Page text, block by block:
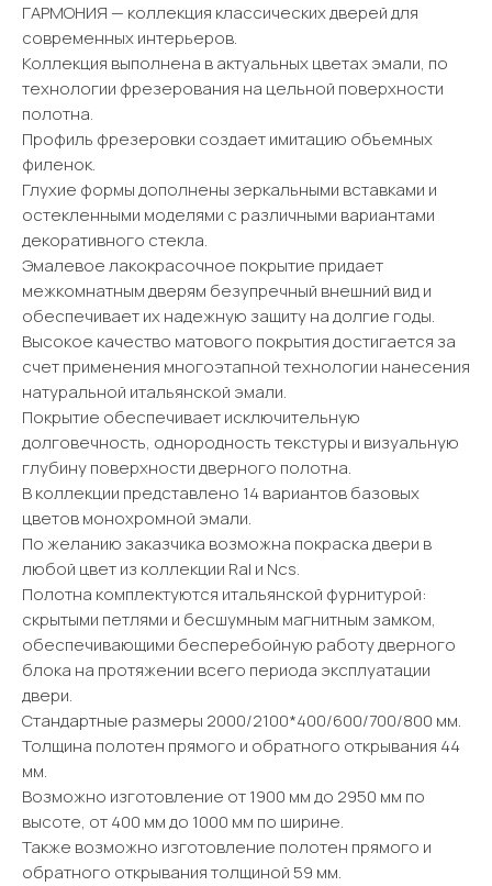
ГАРМОНИЯ — коллекция классических дверей для
современных интерьеров.
Коллекция выполнена в актуальных цветах эмали, по
технологии фрезерования на цельной поверхности
полотна.
Профиль фрезеровки создает имитацию объемных
филенок.
Глухие формы дополнены зеркальными вставками и
остекленными моделями с различными вариантами
декоративного стекла.
Эмалевое лакокрасочное покрытие придает
межкомнатным дверям безупречный внешний вид и
обеспечивает их надежную защиту на долгие годы.
Высокое качество матового покрытия достигается за
счет применения многоэтапной технологии нанесения
натуральной итальянской эмали.
Покрытие обеспечивает исключительную
долговечность, однородность текстуры и визуальную
глубину поверхности дверного полотна.
В коллекции представлено 14 вариантов базовых
цветов монохромной эмали.
По желанию заказчика возможна покраска двери в
любой цвет из коллекции Ral и Ncs.
Полотна комплектуются итальянской фурнитурой:
скрытыми петлями и бесшумным магнитным замком,
обеспечивающими бесперебойную работу дверного
блока на протяжении всего периода эксплуатации
двери.
Стандартные размеры 2000/2100*400/600/700/800 мм.
Толщина полотен прямого и обратного открывания 44
мм.
Возможно изготовление от 1900 мм до 2950 мм по
высоте, от 400 мм до 1000 мм по ширине.
Также возможно изготовление полотен прямого и
обратного открывания толщиной 59 мм.